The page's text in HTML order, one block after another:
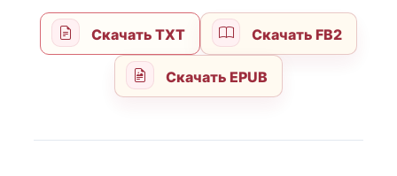
Скачать TXT Скачать FB2
Скачать EPUB